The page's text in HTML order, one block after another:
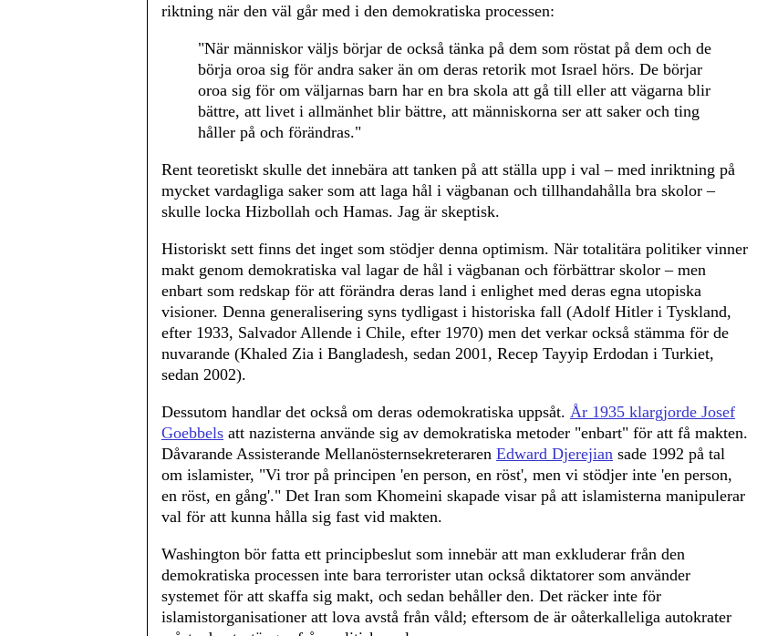
riktning när den väl går med i den demokratiska processen:
"När människor väljs börjar de också tänka på dem som röstat på dem och de
börja oroa sig för andra saker än om deras retorik mot Israel hörs. De börjar
oroa sig för om väljarnas barn har en bra skola att gå till eller att vägarna blir
bättre, att livet i allmänhet blir bättre, att människorna ser att saker och ting
håller på och förändras."
Rent teoretiskt skulle det innebära att tanken på att ställa upp i val – med inriktning på
mycket vardagliga saker som att laga hål i vägbanan och tillhandahålla bra skolor –
skulle locka Hizbollah och Hamas. Jag är skeptisk.
Historiskt sett finns det inget som stödjer denna optimism. När totalitära politiker vinner
makt genom demokratiska val lagar de hål i vägbanan och förbättrar skolor – men
enbart som redskap för att förändra deras land i enlighet med deras egna utopiska
visioner. Denna generalisering syns tydligast i historiska fall (Adolf Hitler i Tyskland,
efter 1933, Salvador Allende i Chile, efter 1970) men det verkar också stämma för de
nuvarande (Khaled Zia i Bangladesh, sedan 2001, Recep Tayyip Erdodan i Turkiet,
sedan 2002).
Dessutom handlar det också om deras odemokratiska uppsåt. År 1935 klargjorde Josef
Goebbels att nazisterna använde sig av demokratiska metoder "enbart" för att få makten.
Dåvarande Assisterande Mellanösternsekreteraren Edward Djerejian sade 1992 på tal
om islamister, "Vi tror på principen 'en person, en röst', men vi stödjer inte 'en person,
en röst, en gång'." Det Iran som Khomeini skapade visar på att islamisterna manipulerar
val för att kunna hålla sig fast vid makten.
Washington bör fatta ett principbeslut som innebär att man exkluderar från den
demokratiska processen inte bara terrorister utan också diktatorer som använder
systemet för att skaffa sig makt, och sedan behåller den. Det räcker inte för
islamistorganisationer att lova avstå från våld; eftersom de är oåterkalleliga autokrater